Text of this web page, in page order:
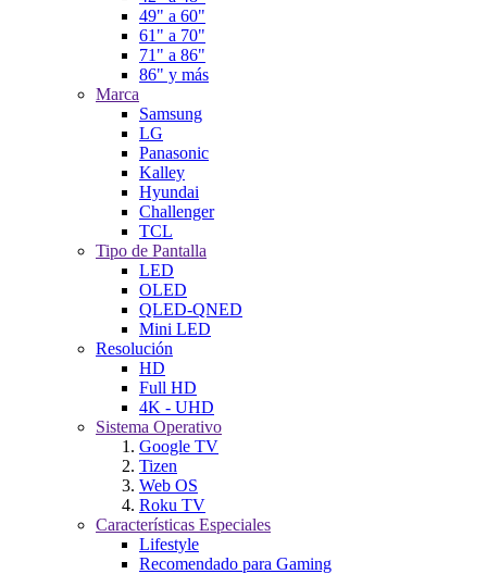
49" a 60"
61" a 70"
71" a 86"
86" y más
Marca
Samsung
LG
Panasonic
Kalley
Hyundai
Challenger
TCL
Tipo de Pantalla
LED
OLED
QLED-QNED
Mini LED
Resolución
HD
Full HD
4K - UHD
Sistema Operativo
Google TV
Tizen
Web OS
Roku TV
Características Especiales
Lifestyle
Recomendado para Gaming